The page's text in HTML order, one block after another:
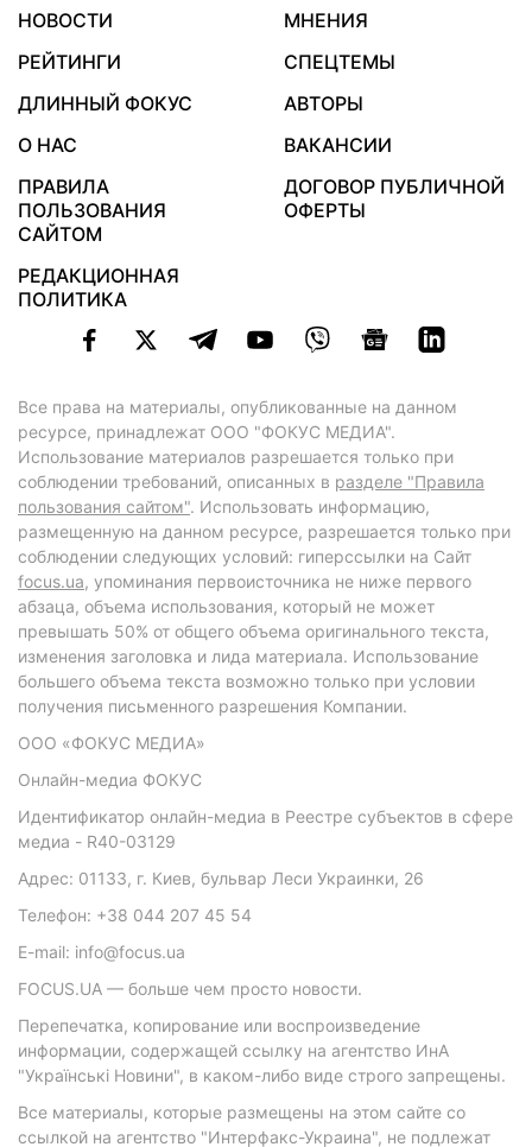
НОВОСТИ
МНЕНИЯ
РЕЙТИНГИ
СПЕЦТЕМЫ
ДЛИННЫЙ ФОКУС
АВТОРЫ
О НАС
ВАКАНСИИ
ПРАВИЛА
ПОЛЬЗОВАНИЯ
САЙТОМ
ДОГОВОР ПУБЛИЧНОЙ
ОФЕРТЫ
РЕДАКЦИОННАЯ
ПОЛИТИКА
Все права на материалы, опубликованные на данном
ресурсе, принадлежат ООО "ФОКУС МЕДИА".
Использование материалов разрешается только при
соблюдении требований, описанных в разделе "Правила
пользования сайтом". Использовать информацию,
размещенную на данном ресурсе, разрешается только при
соблюдении следующих условий: гиперссылки на Сайт
focus.ua, упоминания первоисточника не ниже первого
абзаца, объема использования, который не может
превышать 50% от общего объема оригинального текста,
изменения заголовка и лида материала. Использование
большего объема текста возможно только при условии
получения письменного разрешения Компании.
ООО «ФОКУС МЕДИА»
Онлайн-медиа ФОКУС
Идентификатор онлайн-медиа в Реестре субъектов в сфере
медиа - R40-03129
Адрес: 01133, г. Киев, бульвар Леси Украинки, 26
Телефон: +38 044 207 45 54
E-mail: info@focus.ua
FOCUS.UA — больше чем просто новости.
Перепечатка, копирование или воспроизведение
информации, содержащей ссылку на агентство ИнА
"Українські Новини", в каком-либо виде строго запрещены.
Все материалы, которые размещены на этом сайте со
ссылкой на агентство "Интерфакс-Украина", не подлежат